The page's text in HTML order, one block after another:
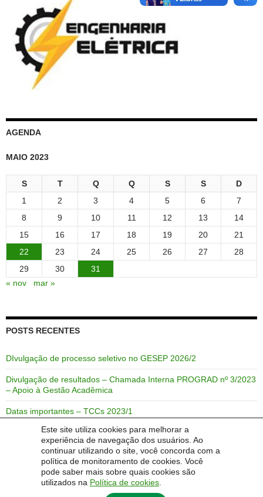
Este site utiliza cookies para melhorar a
experiência de navegação dos usuários. Ao
continuar utilizando o site, você concorda com a
política de monitoramento de cookies. Você
pode saber mais sobre quais cookies são
utilizados na Política de cookies
AGENDA
MAIO 2023
S T Q Q S S
D
1
2 3 4 5 6
7
8
9 10 11 12 13
14
15
16 17 18 19 20
21
22
23 24 25 26 27
28
29
30
31
« nov
mar »
POSTS RECENTES
DIvulgação de processo seletivo no GESEP 2026/2
Divulgação de resultados – Chamada Interna PROGRAD nº 3/2023
– Apoio à Gestão Acadêmica
Datas importantes – TCCs 2023/1
Link de acesso rápido para o semestre 2021/2
Link de acesso rápido para o semestre 2021/1